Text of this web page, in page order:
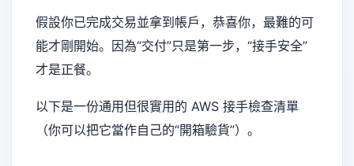
假設你已完成交易並拿到帳戶，恭喜你，最難的可
能才剛開始。因為“交付”只是第一步，“接手安全”
才是正餐。
以下是一份通用但很實用的 AWS 接手檢查清單
（你可以把它當作自己的“開箱驗貨”）。